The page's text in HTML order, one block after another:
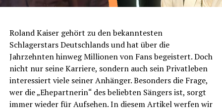
Roland Kaiser gehört zu den bekanntesten
Schlagerstars Deutschlands und hat über die
Jahrzehnten hinweg Millionen von Fans begeistert. Doch
nicht nur seine Karriere, sondern auch sein Privatleben
interessiert viele seiner Anhänger. Besonders die Frage,
wer die „Ehepartnerin“ des beliebten Sängers ist, sorgt
immer wieder für Aufsehen. In diesem Artikel werfen wir